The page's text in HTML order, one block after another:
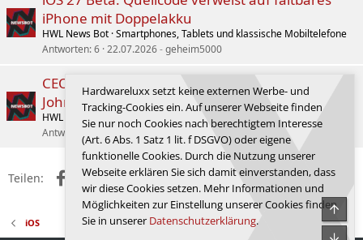
iPhone mit Doppelakku
HWL News Bot Smartphones, Tablets und klassische Mobiltelefone
Antworten 6 22.07.2026 geheim5000
CEO-Posten bei Apple: Tim Cook übergibt an
John Ternus
HWL News Bot
Sonstige News
Antworten
21.04.2026 HWL News Bot
Teilen: FacebookX (Twitter)
RedditWhatsApp
E-MailLink
iOS
Hardwareluxx setzt keine externen Werbe- und
Tracking-Cookies ein. Auf unserer Webseite finden
Sie nur noch Cookies nach berechtigtem Interesse
(Art. 6 Abs. 1 Satz 1 lit. f DSGVO) oder eigene
funktionelle Cookies. Durch die Nutzung unserer
Webseite erklären Sie sich damit einverstanden, dass
wir diese Cookies setzen. Mehr Informationen und
Möglichkeiten zur Einstellung unserer Cookies finden
Sie in unserer Datenschutzerklärung.